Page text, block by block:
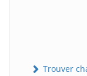
Trouver